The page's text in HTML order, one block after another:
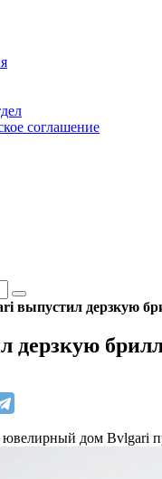
соглашение
выпустил дерзкую
дерзкую
дом Bvlgari